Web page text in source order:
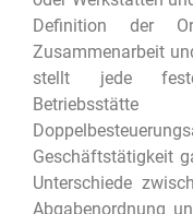
Definition der
Zusammenarbeit
stellt jede feste
Geschäftstätigkeit
Unterschiede
Abgabenordnung